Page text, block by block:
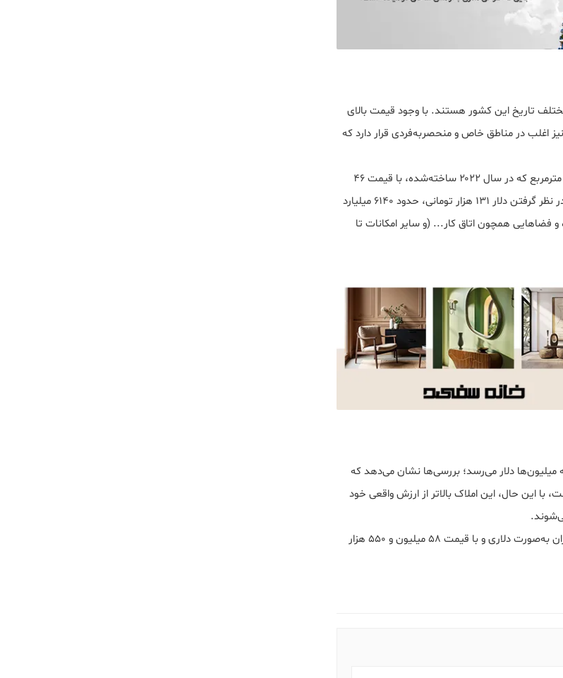
تاریخ این کشور هستند. با وجود قیمت بالای
اغلب در مناطق خاص و منحصربه‌فردی قرار دارد که
برای نمونه، یک خانه ویلایی سه طبقه در منطقه تورت فرانسه، با زیربنای ۱۰۲۰ مترمربع که در سال ۲۰۲۲ ساخته‌شده، با قیمت 46
میلیون و ۸۷۵ هزار دلار به فروش گذاشته شده است. ارزش ریالی این ملک با در نظر گرفتن دلار ۱۳۱ هزار تومانی، حدود ۶۱۴۰ میلیارد
اختصاصی بوده و فضاهایی همچون اتاق کار... (و سایر امکانات تا
میلیون‌ها دلار می‌رسد؛ بررسی‌ها نشان می‌دهد که
این حال، این املاک بالاتر از ارزش واقعی خود
برای نمونه، یک ویلای لوکس ۲۰۰۰ متری با ۱۰ اتاق خواب در منطقه تجریش تهران به‌صورت دلاری و با قیمت ۵۸ میلیون و ۵۵۰ هزار